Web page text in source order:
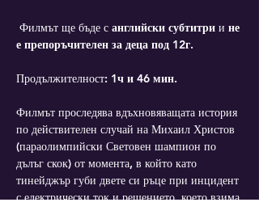
Филмът ще бъде с английски субтитри и не
е препоръчителен за деца под 12г.
Продължителност: 1ч и 46 мин.
Филмът проследява вдъхновяващата история
по действителен случай на Михаил Христов
(параолимпийски Световен шампион по
дълъг скок) от момента, в който като
тинейджър губи двете си ръце при инцидент
с електрически ток и решението, което взима